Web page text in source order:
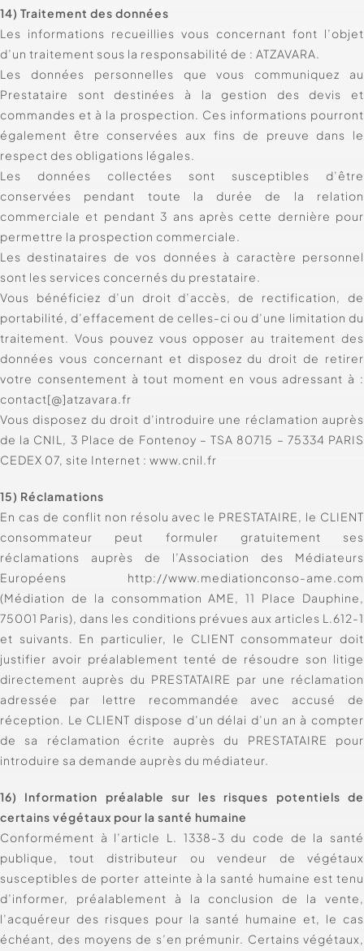
14) Traitement des données
Les informations recueillies vous concernant font l’objet
d’un traitement sous la responsabilité de : ATZAVARA.
Les données personnelles que vous communiquez au
Prestataire sont destinées à la gestion des devis et
commandes et à la prospection. Ces informations pourront
également être conservées aux fins de preuve dans le
respect des obligations légales.
Les données collectées sont susceptibles d’être
conservées pendant toute la durée de la relation
commerciale et pendant 3 ans après cette dernière pour
permettre la prospection commerciale.
Les destinataires de vos données à caractère personnel
sont les services concernés du prestataire.
Vous bénéficiez d’un droit d’accès, de rectification, de
portabilité, d’effacement de celles-ci ou d’une limitation du
traitement. Vous pouvez vous opposer au traitement des
données vous concernant et disposez du droit de retirer
votre consentement à tout moment en vous adressant à :
contact[@]atzavara.fr
Vous disposez du droit d’introduire une réclamation auprès
de la CNIL, 3 Place de Fontenoy – TSA 80715 – 75334 PARIS
CEDEX 07, site Internet : www.cnil.fr
15) Réclamations
En cas de conflit non résolu avec le PRESTATAIRE, le CLIENT
consommateur peut formuler gratuitement ses
réclamations auprès de l’Association des Médiateurs
Européens http://www.mediationconso-ame.com
(Médiation de la consommation AME, 11 Place Dauphine,
75001 Paris), dans les conditions prévues aux articles L.612-1
et suivants. En particulier, le CLIENT consommateur doit
justifier avoir préalablement tenté de résoudre son litige
directement auprès du PRESTATAIRE par une réclamation
adressée par lettre recommandée avec accusé de
réception. Le CLIENT dispose d’un délai d’un an à compter
de sa réclamation écrite auprès du PRESTATAIRE pour
introduire sa demande auprès du médiateur.
16) Information préalable sur les risques potentiels de
certains végétaux pour la santé humaine
Conformément à l’article L. 1338-3 du code de la santé
publique, tout distributeur ou vendeur de végétaux
susceptibles de porter atteinte à la santé humaine est tenu
d’informer, préalablement à la conclusion de la vente,
l’acquéreur des risques pour la santé humaine et, le cas
échéant, des moyens de s’en prémunir. Certains végétaux,